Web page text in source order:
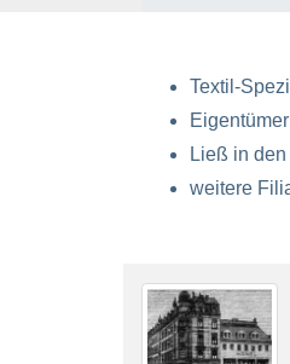
Textil-
Ließ in
weitere